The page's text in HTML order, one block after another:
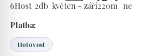
6Host 2db květen - září220m
ne
Platba:
Hotovost